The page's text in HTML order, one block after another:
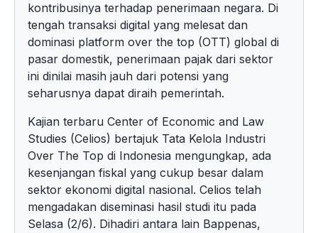
kontribusinya terhadap penerimaan negara. Di
tengah transaksi digital yang melesat dan
dominasi platform over the top (OTT) global di
pasar domestik, penerimaan pajak dari sektor
ini dinilai masih jauh dari potensi yang
seharusnya dapat diraih pemerintah.
Kajian terbaru Center of Economic and Law
Studies (Celios) bertajuk Tata Kelola Industri
Over The Top di Indonesia mengungkap, ada
kesenjangan fiskal yang cukup besar dalam
sektor ekonomi digital nasional. Celios telah
mengadakan diseminasi hasil studi itu pada
Selasa (2/6). Dihadiri antara lain Bappenas,